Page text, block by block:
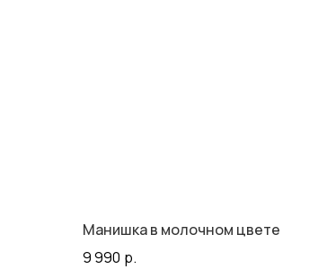
Манишка в молочном цвете
9 990 р.